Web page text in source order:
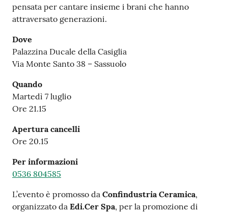
a
s
u
o
o
gli
argomenti...
su
pensata per cantare insieme i brani che hanno
attraversato generazioni.
Dove
Palazzina Ducale della Casiglia
Via Monte Santo 38 – Sassuolo
Quando
Martedì 7 luglio
Ore 21.15
Apertura cancelli
Ore 20.15
Per informazioni
0536 804585
L’evento è promosso da Confindustria Ceramica,
organizzato da Edi.Cer Spa, per la promozione di